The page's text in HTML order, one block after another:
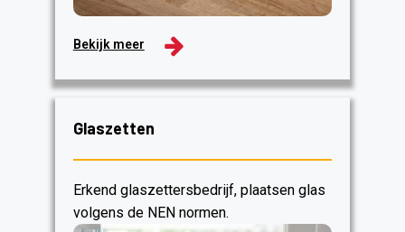
Bekijk meer
Glaszetten
Erkend glaszettersbedrijf, plaatsen glas
volgens de NEN normen.